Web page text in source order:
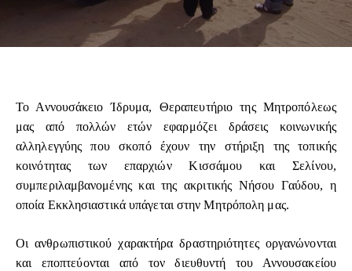
Το Αννουσάκειο Ίδρυμα, Θεραπευτήριο της Μητροπόλεως
μας από πολλών ετών εφαρμόζει δράσεις κοινωνικής
αλληλεγγύης που σκοπό έχουν την στήριξη της τοπικής
κοινότητας των επαρχιών Κισσάμου και Σελίνου,
συμπεριλαμβανομένης και της ακριτικής Νήσου Γαύδου, η
οποία Εκκλησιαστικά υπάγεται στην Μητρόπολη μας.
Οι ανθρωπιστικού χαρακτήρα δραστηριότητες οργανώνονται
και εποπτεύονται από τον διευθυντή του Αννουσακείου